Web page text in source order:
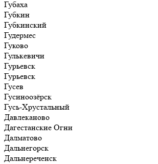
Губаха
Губкин
Губкинский
Гудермес
Гуково
Гулькевичи
Гурьевск
Гурьевск
Гусев
Гусиноозёрск
Гусь-Хрустальный
Давлеканово
Дагестанские Огни
Далматово
Дальнегорск
Дальнереченск